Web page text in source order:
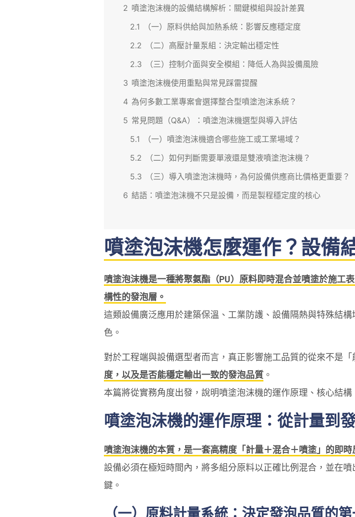
2 噴塗泡沫機的設備結構解析：關鍵模組與設計差異
2.1
（一）原料供給與加熱系統：影響反應穩定度
2.2
（二）高壓計量泵組：決定輸出穩定性
2.3
（三）控制介面與安全模組：降低人為與設備風險
3 噴塗泡沫機使用重點與常見踩雷提醒
4 為何多數工業專案會選擇整合型噴塗泡沫系統？
5 常見問題（Q&A）：噴塗泡沫機選型與導入評估
5.1
（一）噴塗泡沫機適合哪些施工或工業場域？
5.2
（二）如何判斷需要單液還是雙液噴塗泡沫機？
5.3
（三）導入噴塗泡沫機時，為何設備供應商比價格更重要？
6 結語：噴塗泡沫機不只是設備，而是製程穩定度的核心
噴塗泡沫機怎麼運作？設備
噴塗泡沫機是一種將聚氨酯（PU）原料即時混合並噴塗於施工
構性的發泡層。
這類設備廣泛應用於建築保溫、工業防護、設備隔熱與特殊結
色。
對於工程端與設備選型者而言，真正影響施工品質的從來不是
度，以及是否能穩定輸出一致的發泡品質 。
本篇將從實務角度出發，說明噴塗泡沫機的運作原理、核心結
噴塗泡沫機的運作原理：從計量到
噴塗泡沫機的本質，是一套高精度「計量＋混合＋噴塗」的即時
設備必須在極短時間內，將多組分原料以正確比例混合，並在
鍵。
（一）原料計量系統：決定發泡品質的第